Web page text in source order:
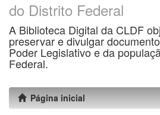
do Distrito Federal
A Biblioteca Digital da CLDF
preservar e divulgar
Poder Legislativo e da
Federal.
Página inicial